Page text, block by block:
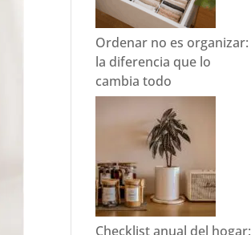
Ordenar no es organizar:
la diferencia que lo
cambia todo
Checklist anual del hogar: